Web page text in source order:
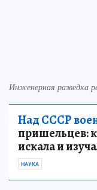
Инженерная разведка
Над СССР
пришельцев:
искала и
НАУКА